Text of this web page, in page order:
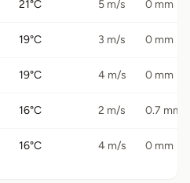
21°C 5 m/s 0 mm
19°C 3 m/s 0 mm
19°C 4 m/s 0 mm
16°C 2 m/s 0.7 mm
16°C 4 m/s 0 mm